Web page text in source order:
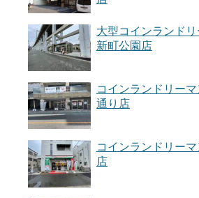
大型コインランド
新町公園店
コインランドリーマ
通り店
コインランドリー
店